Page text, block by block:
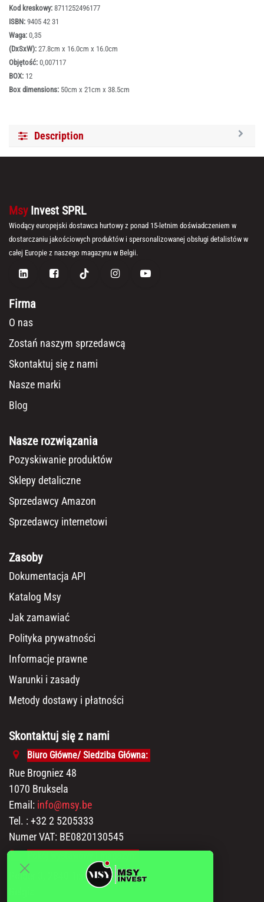
Kod kreskowy: 8711252496177
ISBN: 9405 42 31
Waga: 0,35
(DxSxW): 27.8cm x 16.0cm x 16.0cm
Objętość: 0,007117
BOX: 12
Box dimensions: 50cm x 21cm x 38.5cm
Description
Msy Invest SPRL
Wiodący europejski dostawca hurtowy z ponad 15-letnim doświadczeniem w
dostarczaniu jakościowych produktów i spersonalizowanej obsługi detalistów w
całej Europie z naszego magazynu w Belgii.
Firma
O nas
Zostań naszym sprzedawcą
Skontaktuj się z nami
Nasze marki
Blog
Nasze rozwiązania
Pozyskiwanie produktów
Sklepy detaliczne
Sprzedawcy Amazon
Sprzedawcy internetowi
Zasoby
Dokumentacja API
Katalog Msy
Jak zamawiać
Polityka prywatności
Informacje prawne
Warunki i zasady
Metody dostawy i płatności
Skontaktuj się z nami
Biuro Główne/ Siedziba Główna:
Rue Brogniez 48
1070 Bruksela
Email: info@msy.be
Tel. : +32 2 5205333
Numer VAT: BE0820130545
Polder 3, 2840 Terhagen(Rumst)